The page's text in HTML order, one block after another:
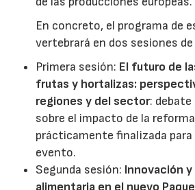
En concreto, el programa de
vertebrará en dos sesiones
Primera sesión: El futuro de
frutas y hortalizas:
regiones y del sector:
sobre el impacto de la
prácticamente finalizada para
evento.
Segunda sesión: Innovación
alimentaria en el nuevo